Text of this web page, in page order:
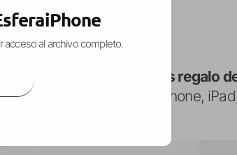
nuevamente
tarjetas regalo
diferentes modelos de iPhone,
acceso al archivo completo.